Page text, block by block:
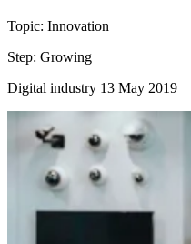
Topic: Innovation
Step: Growing
Digital industry 13 May 2019